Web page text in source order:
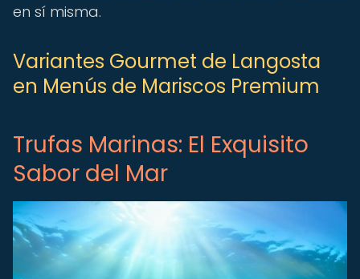
en sí misma.
Variantes Gourmet de Langosta
en Menús de Mariscos Premium
Trufas Marinas: El Exquisito
Sabor del Mar